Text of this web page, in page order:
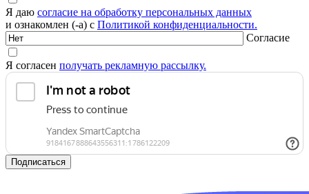
Я даю согласие на обработку персональных данных
и ознакомлен (-а) с Политикой конфиденциальности.
Согласие
Я согласен получать рекламную рассылку.